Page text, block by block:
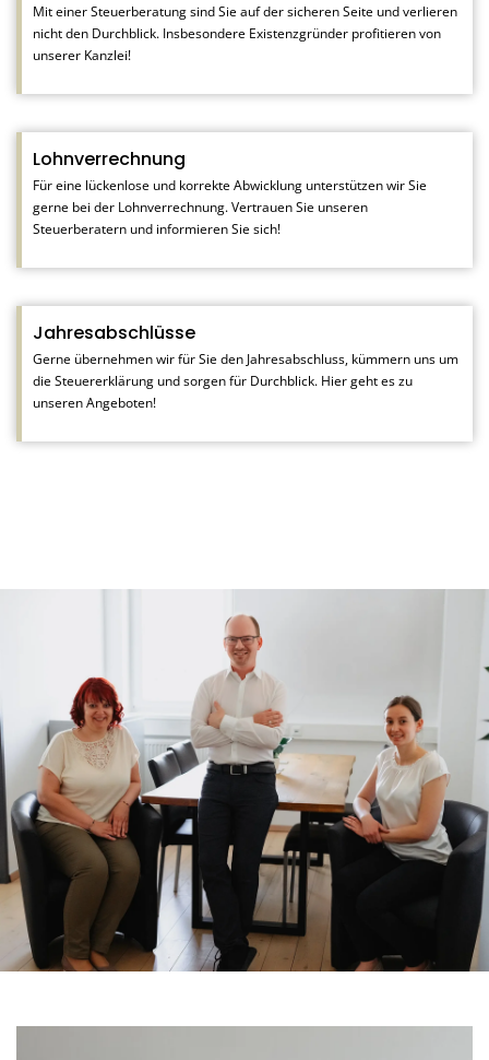
Mit einer Steuerberatung sind Sie auf der sicheren Seite und verlieren
nicht den Durchblick. Insbesondere Existenzgründer profitieren von
unserer Kanzlei!
Lohnverrechnung
Für eine lückenlose und korrekte Abwicklung unterstützen wir Sie
gerne bei der Lohnverrechnung. Vertrauen Sie unseren
Steuerberatern und informieren Sie sich!
Jahresabschlüsse
Gerne übernehmen wir für Sie den Jahresabschluss, kümmern uns um
die Steuererklärung und sorgen für Durchblick. Hier geht es zu
unseren Angeboten!